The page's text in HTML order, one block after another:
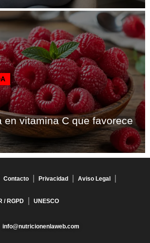
en vitamina C que favorece
Contacto Privacidad Aviso Legal
/ RGPD UNESCO
info@nutricionenlaweb.com